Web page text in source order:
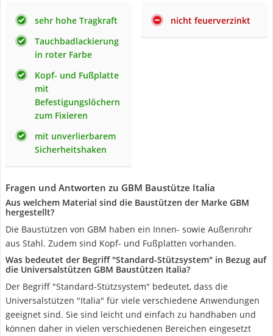
sehr hohe Tragkraft
Tauchbadlackierung
in roter Farbe
Kopf- und Fußplatte
mit
Befestigungslöchern
zum Fixieren
mit unverlierbarem
Sicherheitshaken
nicht feuerverzinkt
Fragen und Antworten zu GBM Baustütze Italia
Aus welchem Material sind die Baustützen der Marke GBM
hergestellt?
Die Baustützen von GBM haben ein Innen- sowie Außenrohr
aus Stahl. Zudem sind Kopf- und Fußplatten vorhanden.
Was bedeutet der Begriff "Standard-Stützsystem" in Bezug auf
die Universalstützen GBM Baustützen Italia?
Der Begriff "Standard-Stützsystem" bedeutet, dass die
Universalstützen "Italia" für viele verschiedene Anwendungen
geeignet sind. Sie sind leicht und einfach zu handhaben und
können daher in vielen verschiedenen Bereichen eingesetzt